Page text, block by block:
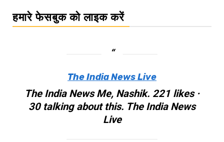
हमारे फेसबुक को लाइक करें
The India News Live
The India News Me, Nashik. 221 likes ·
30 talking about this. The India News
Live